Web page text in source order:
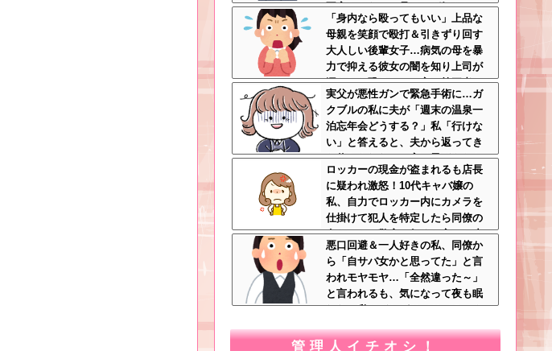
不安しかない←見るのが好きとか
完全に野次馬の思考
「身内なら殴ってもいい」上品な
母親を笑顔で殴打＆引きずり回す
大人しい後輩女子…病気の母を暴
力で抑える彼女の闇を知り上司が
漏らした恐ろしい一言←第三者の
介入が必要だろ
実父が悪性ガンで緊急手術に…ガ
クブルの私に夫が「週末の温泉一
泊忘年会どうする？」私「行けな
い」と答えると、夫から返ってき
た信じられない一言←子どもたち
の方が何倍も常識的で泣ける
ロッカーの現金が盗まれるも店長
に疑われ激怒！10代キャバ嬢の
私、自力でロッカー内にカメラを
仕掛けて犯人を特定したら同僚の
女だった…警察へ行くと言って止
められ、加害者に泣かれながら大
揉めして・・・
悪口回避＆一人好きの私、同僚か
ら「自サバ女かと思ってた」と言
われモヤモヤ…「全然違った～」
と言われるも、気になって夜も眠
れない私はどこがサバサバ？←ネ
ゃない
管理人イチオシ！